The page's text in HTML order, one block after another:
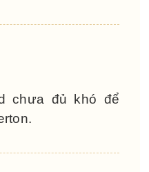
chưa đủ khó để